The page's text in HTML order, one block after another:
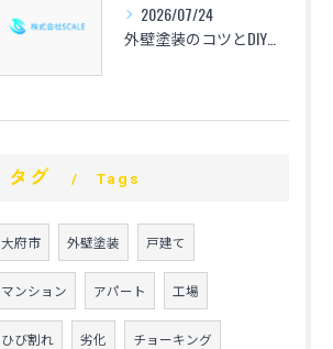
2026/07/24
タグ Tags
大府市 外壁塗装 戸建て
マンション アパート 工場
ひび割れ 劣化 チョーキング